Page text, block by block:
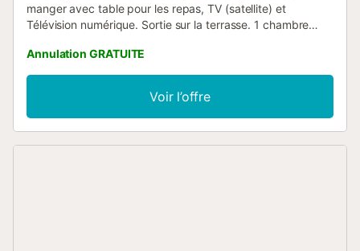
manger avec table pour les repas, TV (satellite) et
Télévision numérique. Sortie sur la terrasse. 1 chambre
vaisselle, 3 plaques vitrocéramiques, grille-pain, bouilloire
électrique, micro-ondes, congélateur, cafetière électrique).
Douche/WC. Pas de chauffage. À l'étage supérieur: 1
chambre avec 1 grand-lit (150 cm). Sortie sur la terrasse. 1
chambre avec 2 lits (90 cm). Sortie sur la terrasse. 1
Annulation GRATUITE
Voir l’offre